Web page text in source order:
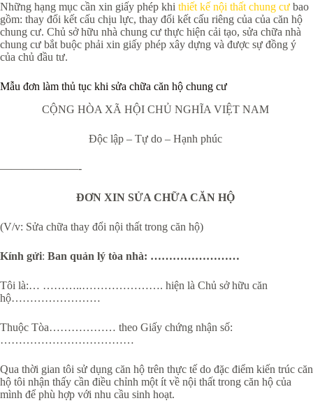
Những hạng mục cần xin giấy phép khi thiết kế nội thất chung cư bao
gồm: thay đổi kết cấu chịu lực, thay đổi kết cấu riêng của của căn hộ
chung cư. Chủ sở hữu nhà chung cư thực hiện cải tạo, sửa chữa nhà
chung cư bắt buộc phải xin giấy phép xây dựng và được sự đồng ý
của chủ đầu tư.
Mẫu đơn làm thủ tục khi sửa chữa căn hộ chung cư
CỘNG HÒA XÃ HỘI CHỦ NGHĨA VIỆT NAM
Độc lập – Tự do – Hạnh phúc
———————-
ĐƠN XIN SỬA CHỮA CĂN HỘ
(V/v: Sửa chữa thay đổi nội thất trong căn hộ)
Kính gửi: Ban quản lý tòa nhà: ……………………
Tôi là:… ………..…………………. hiện là Chủ sở hữu căn
hộ……………………
Thuộc Tòa……………… theo Giấy chứng nhận số:
………………………………
Qua thời gian tôi sử dụng căn hộ trên thực tế do đặc điểm kiến trúc căn
hộ tôi nhận thấy cần điều chỉnh một ít về nội thất trong căn hộ của
mình để phù hợp với nhu cầu sinh hoạt.